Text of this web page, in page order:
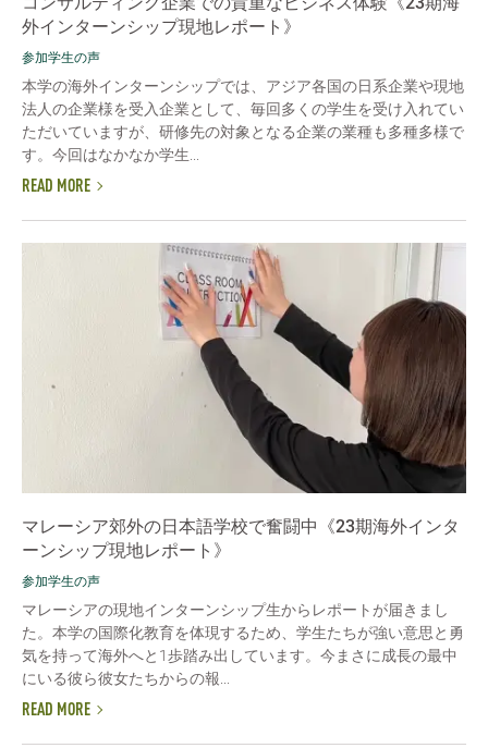
外インターンシップ現地レポート》
参加学生の声
本学の海外インターンシップでは、アジア各国の日系企業や現地
法人の企業様を受入企業として、毎回多くの学生を受け入れてい
ただいていますが、研修先の対象となる企業の業種も多種多様で
す。今回はなかなか学生...
READ MORE
マレーシア郊外の日本語学校で奮闘中《23期海外インタ
ーンシップ現地レポート》
参加学生の声
マレーシアの現地インターンシップ生からレポートが届きまし
た。本学の国際化教育を体現するため、学生たちが強い意思と勇
気を持って海外へと1歩踏み出しています。今まさに成長の最中
にいる彼ら彼女たちからの報...
READ MORE